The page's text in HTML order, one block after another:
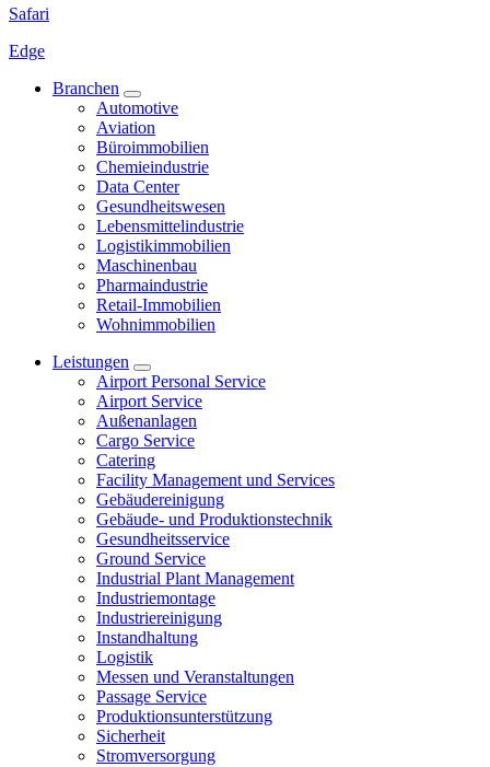
Safari
Edge
Branchen
Automotive
Aviation
Büroimmobilien
Chemieindustrie
Data Center
Gesundheitswesen
Lebensmittelindustrie
Logistikimmobilien
Maschinenbau
Pharmaindustrie
Retail-Immobilien
Wohnimmobilien
Leistungen
Airport Personal Service
Airport Service
Außenanlagen
Cargo Service
Catering
Facility Management und Services
Gebäudereinigung
Gebäude- und Produktionstechnik
Gesundheitsservice
Ground Service
Industrial Plant Management
Industriemontage
Industriereinigung
Instandhaltung
Logistik
Messen und Veranstaltungen
Passage Service
Produktionsunterstützung
Sicherheit
Stromversorgung